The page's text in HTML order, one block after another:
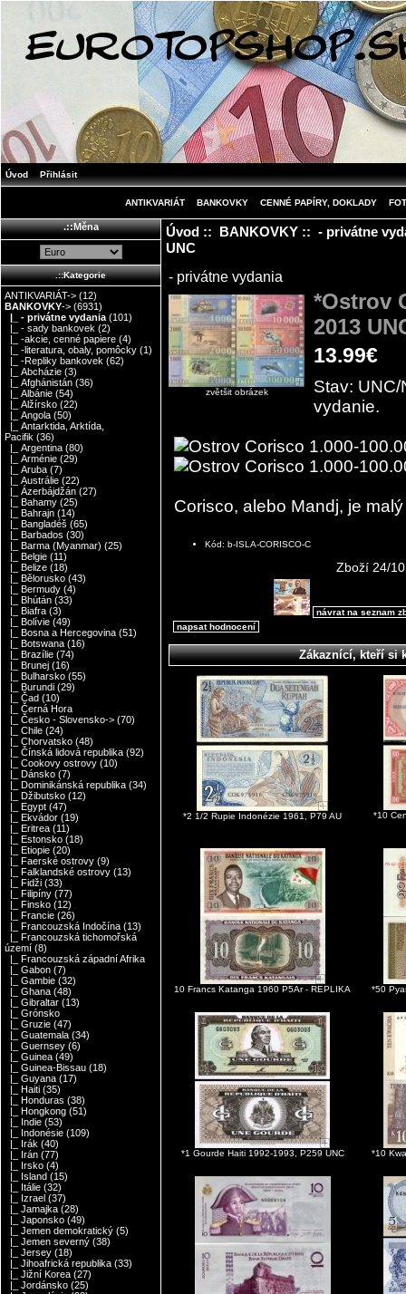
Úvod Přihlásit
ANTIKVARIÁT BANKOVKY CENNÉ PAPÍRY, DOKLADY
.::Měna
.::Kategorie
ANTIKVARIÁT-> (12)
BANKOVKY-> (6931)
|_ - privátne vydania (101)
|_ - sady bankovek (2)
|_ -akcie, cenné papiere (4)
|_ -literatura, obaly, pomôcky (1)
|_ -Repliky bankovek (62)
|_ Abcházie (3)
|_ Afghánistán (36)
|_ Albánie (54)
|_ Alžírsko (22)
|_ Angola (50)
|_ Antarktida, Arktída,
Pacifik (36)
|_ Argentina (80)
|_ Arménie (29)
|_ Aruba (7)
|_ Austrálie (22)
|_ Ázerbájdžán (27)
|_ Bahamy (25)
|_ Bahrajn (14)
|_ Bangladéš (65)
|_ Barbados (30)
|_ Barma (Myanmar) (25)
|_ Belgie (11)
|_ Belize (18)
|_ Bělorusko (43)
|_ Bermudy (4)
|_ Bhútán (33)
|_ Biafra (3)
|_ Bolívie (49)
|_ Bosna a Hercegovina (51)
|_ Botswana (16)
|_ Brazílie (74)
|_ Brunej (16)
|_ Bulharsko (55)
|_ Burundi (29)
|_ Čad (10)
|_ Černá Hora
|_ Česko - Slovensko-> (70)
|_ Chile (24)
|_ Chorvatsko (48)
|_ Čínská lidová republika (92)
|_ Cookovy ostrovy (10)
|_ Dánsko (7)
|_ Dominikánská republika (34)
|_ Džibutsko (12)
|_ Egypt (47)
|_ Ekvádor (19)
|_ Eritrea (11)
|_ Estonsko (18)
|_ Etiopie (20)
|_ Faerské ostrovy (9)
|_ Falklandské ostrovy (13)
|_ Fidži (33)
|_ Filipíny (77)
|_ Finsko (12)
|_ Francie (26)
|_ Francouzská Indočína (13)
|_ Francouzská tichomořská
území (8)
|_ Francouzská západní Afrika
|_ Gabon (7)
|_ Gambie (32)
|_ Ghana (48)
|_ Gibraltar (13)
|_ Grónsko
|_ Gruzie (47)
|_ Guatemala (34)
|_ Guernsey (6)
|_ Guinea (49)
|_ Guinea-Bissau (18)
|_ Guyana (17)
|_ Haiti (35)
|_ Honduras (38)
|_ Hongkong (51)
|_ Indie (53)
|_ Indonésie (109)
|_ Irák (40)
|_ Irán (77)
|_ Irsko (4)
|_ Island (15)
|_ Itálie (32)
|_ Izrael (37)
|_ Jamajka (28)
|_ Japonsko (49)
|_ Jemen demokratický (5)
|_ Jemen severný (38)
|_ Jersey (18)
|_ Jihoafrická republika (33)
|_ Jižní Korea (27)
|_ Jordánsko (25)
Úvod:: BANKOVKY:: - privátne
UNC
- privátne vydania
zvětšit obrázek
*Ostrov
2013
13.99€
Stav:
vydanie.
Corisco, alebo Mandj, je
Kód: b-ISLA-CORISCO-C
Zboží 24/
návrat na seznam
napsat hodnocení
Zákaznící, kteří si
*2 1/2 Rupie Indonézie 1961, P79 AU *10
10 Francs Katanga 1960 P5Ar - REPLIKA *50
*1 Gourde Haiti 1992-1993, P259 UNC *10